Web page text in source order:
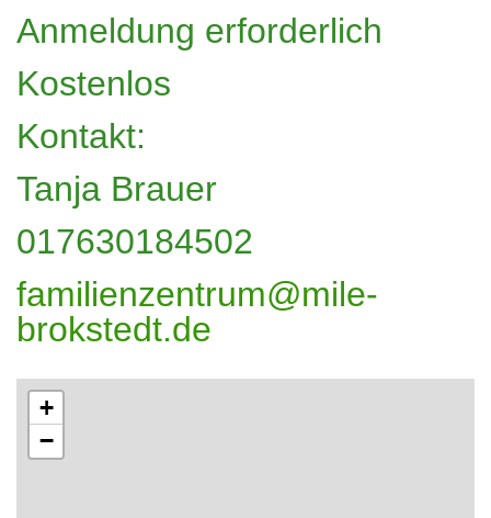
Anmeldung erforderlich
Kostenlos
Kontakt:
Tanja Brauer
017630184502
familienzentrum@mile-
brokstedt.de
+
−